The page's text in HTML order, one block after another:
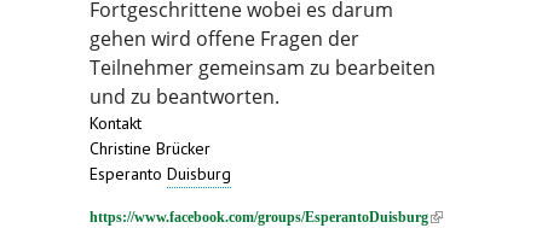
Fortgeschrittene wobei es darum
gehen wird offene Fragen der
Teilnehmer gemeinsam zu bearbeiten
und zu beantworten.
Kontakt
Christine Brücker
Esperanto Duisburg
https://www.facebook.com/groups/EsperantoDuisburg(link is